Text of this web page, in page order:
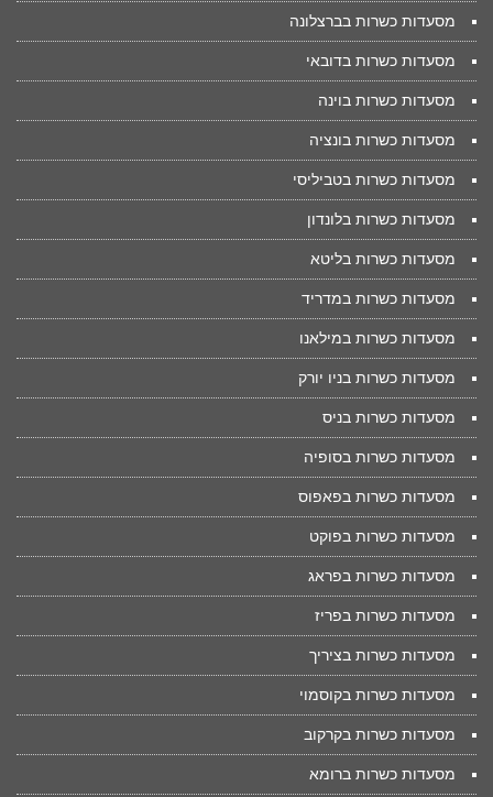
מסעדות כשרות בברצלונה
מסעדות כשרות בדובאי
מסעדות כשרות בוינה
מסעדות כשרות בונציה
מסעדות כשרות בטביליסי
מסעדות כשרות בלונדון
מסעדות כשרות בליטא
מסעדות כשרות במדריד
מסעדות כשרות במילאנו
מסעדות כשרות בניו יורק
מסעדות כשרות בניס
מסעדות כשרות בסופיה
מסעדות כשרות בפאפוס
מסעדות כשרות בפוקט
מסעדות כשרות בפראג
מסעדות כשרות בפריז
מסעדות כשרות בציריך
מסעדות כשרות בקוסמוי
מסעדות כשרות בקרקוב
מסעדות כשרות ברומא